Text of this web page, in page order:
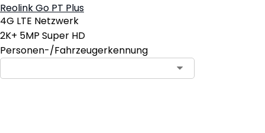
Reolink Go PT Plus
4G LTE Netzwerk
2K+ 5MP Super HD
Personen-/Fahrzeugerkennung